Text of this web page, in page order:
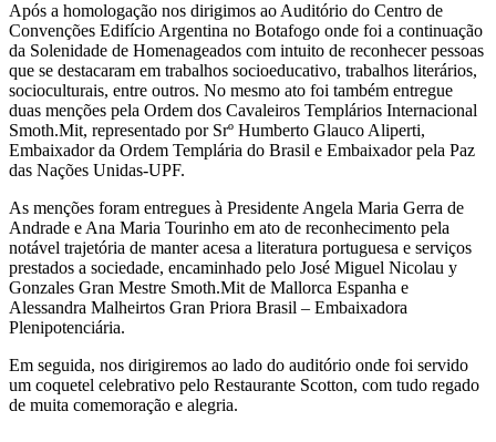
Após a homologação nos dirigimos ao Auditório do Centro de
Convenções Edifício Argentina no Botafogo onde foi a continuação
da Solenidade de Homenageados com intuito de reconhecer pessoas
que se destacaram em trabalhos socioeducativo, trabalhos literários,
socioculturais, entre outros. No mesmo ato foi também entregue
duas menções pela Ordem dos Cavaleiros Templários Internacional
Smoth.Mit, representado por Srº Humberto Glauco Aliperti,
Embaixador da Ordem Templária do Brasil e Embaixador pela Paz
das Nações Unidas-UPF.
As menções foram entregues à Presidente Angela Maria Gerra de
Andrade e Ana Maria Tourinho em ato de reconhecimento pela
notável trajetória de manter acesa a literatura portuguesa e serviços
prestados a sociedade, encaminhado pelo José Miguel Nicolau y
Gonzales Gran Mestre Smoth.Mit de Mallorca Espanha e
Alessandra Malheirtos Gran Priora Brasil – Embaixadora
Plenipotenciária.
Em seguida, nos dirigiremos ao lado do auditório onde foi servido
um coquetel celebrativo pelo Restaurante Scotton, com tudo regado
de muita comemoração e alegria.